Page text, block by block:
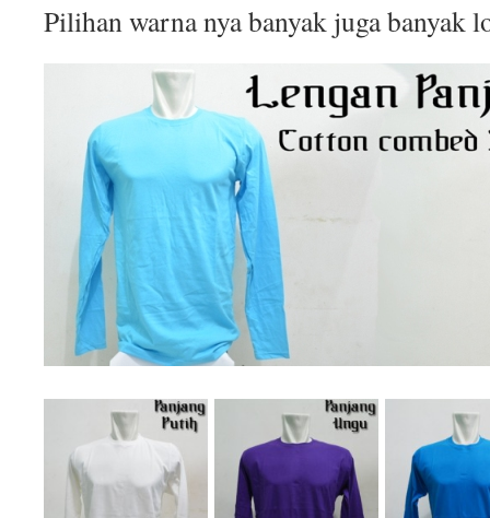
Pilihan warna nya banyak juga banyak